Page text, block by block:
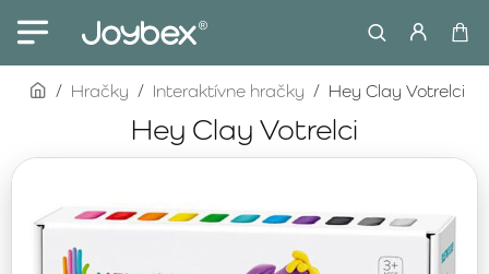
Hey Clay Votrelci
homeHračky Interaktívne hračky Hey Clay Votrelci